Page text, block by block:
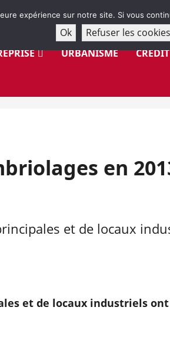
URBANISME CRÉDIT
en
et de locaux
et de locaux industriels
expérience sur notre site. Si vous
Ok Refuser les cookies